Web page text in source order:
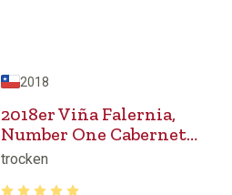
2018
2018er Viña Falernia,
Number One Cabernet
Sauvignon + Syrah +
trocken